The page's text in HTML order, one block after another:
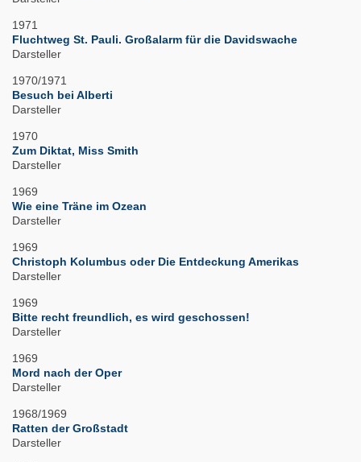
1971
Fluchtweg St. Pauli. Großalarm für die Davidswache
Darsteller
1970/1971
Besuch bei Alberti
Darsteller
1970
Zum Diktat, Miss Smith
Darsteller
1969
Wie eine Träne im Ozean
Darsteller
1969
Christoph Kolumbus oder Die Entdeckung Amerikas
Darsteller
1969
Bitte recht freundlich, es wird geschossen!
Darsteller
1969
Mord nach der Oper
Darsteller
1968/1969
Ratten der Großstadt
Darsteller